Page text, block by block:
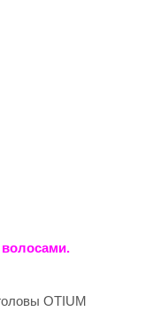
волосами.
OTIUM